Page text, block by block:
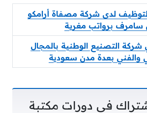
لدى شركة مصفاة أرامكو
سامرف برواتب مغرية
التصنيع الوطنية بالمجال
والفني بعدة مدن سعودية
في دورات مكتبة